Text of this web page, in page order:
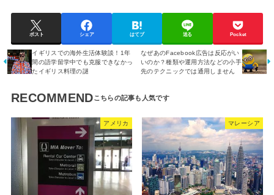
ポスト シェア はてブ 送る Pocket
イギリスでの海外生活体験談！1年
間の語学留学中でも克服できなかっ
たイギリス料理の謎
なぜあのFacebook広告は反応がい
いのか？種類や運用方法などの小手
先のテクニックでは通用しません
RECOMMEND
アメリカ マレーシア